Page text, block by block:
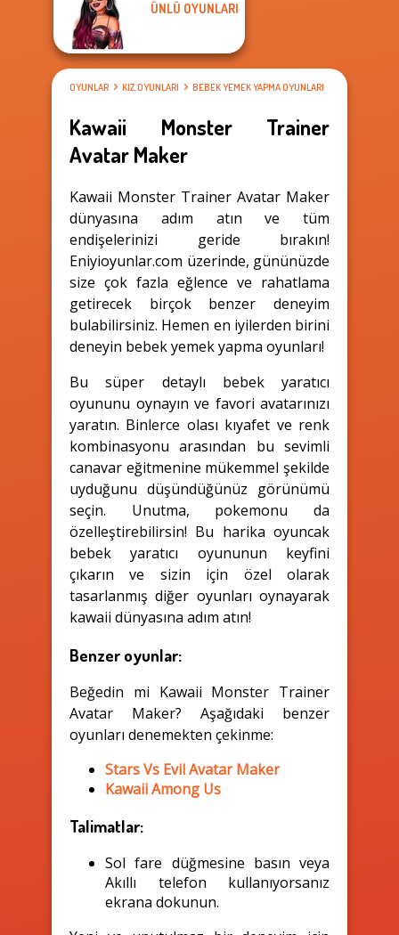
ÜNLÜ OYUNLARI
OYUNLAR KIZ OYUNLARI BEBEK YEMEK YAPMA OYUNLARI
Kawaii Monster Trainer
Avatar Maker
Kawaii Monster Trainer Avatar Maker
dünyasına adım atın ve tüm
endişelerinizi geride bırakın!
Eniyioyunlar.com üzerinde, gününüzde
size çok fazla eğlence ve rahatlama
getirecek birçok benzer deneyim
bulabilirsiniz. Hemen en iyilerden birini
deneyin bebek yemek yapma oyunları!
Bu süper detaylı bebek yaratıcı
oyununu oynayın ve favori avatarınızı
yaratın. Binlerce olası kıyafet ve renk
kombinasyonu arasından bu sevimli
canavar eğitmenine mükemmel şekilde
uyduğunu düşündüğünüz görünümü
seçin. Unutma, pokemonu da
özelleştirebilirsin! Bu harika oyuncak
bebek yaratıcı oyununun keyfini
çıkarın ve sizin için özel olarak
tasarlanmış diğer oyunları oynayarak
kawaii dünyasına adım atın!
Benzer oyunlar:
Beğedin mi Kawaii Monster Trainer
Avatar Maker? Aşağıdaki benzer
oyunları denemekten çekinme:
Stars Vs Evil Avatar Maker
Kawaii Among Us
Talimatlar:
Sol fare düğmesine basın veya
Akıllı telefon kullanıyorsanız
ekrana dokunun.